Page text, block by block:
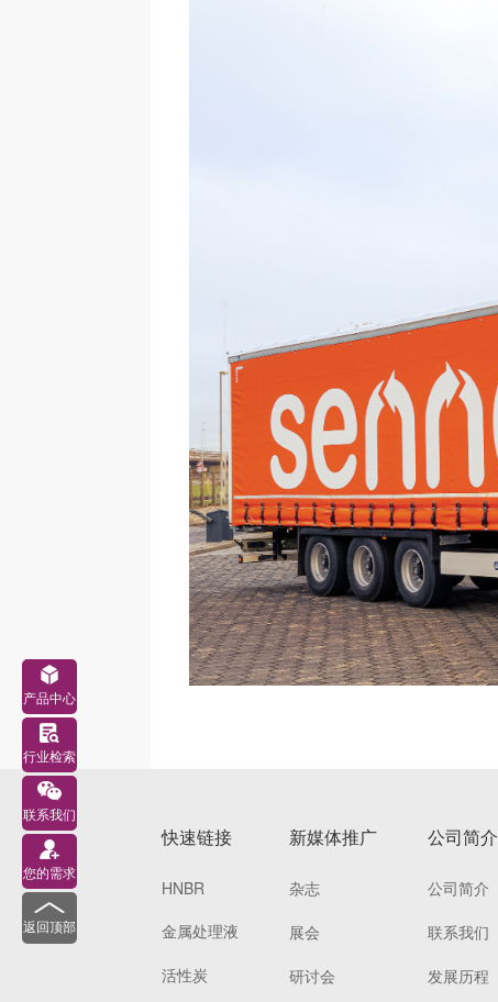
产品中心
行业检索
联系我们
您的需求
返回顶部
快速链接
HNBR
金属处理液
活性炭
新媒体推广
杂志
展会
研讨会
公司简介
公司简介
联系我们
发展历程